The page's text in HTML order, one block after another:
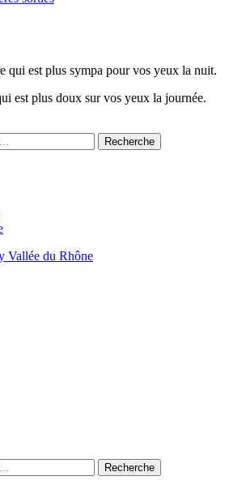
qui est plus sympa pour vos yeux la nuit.
est plus doux sur vos yeux la journée.
Recherche
Recherche